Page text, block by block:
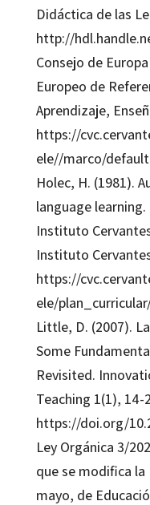
Didáctica de las
http://
Consejo de
Europeo de
Aprendizaje,
https://
ele//marco/
Holec, H. (1981).
language
Instituto
Instituto
https://
ele/
Little, D. (2007).
Some
Revisited.
Teaching 1(1), 14-
https://doi.org/
Ley Orgánica 3/
que se modifica la
mayo, de